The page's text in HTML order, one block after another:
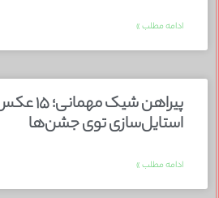
ادامه مطلب »
پیراهن شیک
استایل‌سازی توی جشن‌ها
ادامه مطلب »